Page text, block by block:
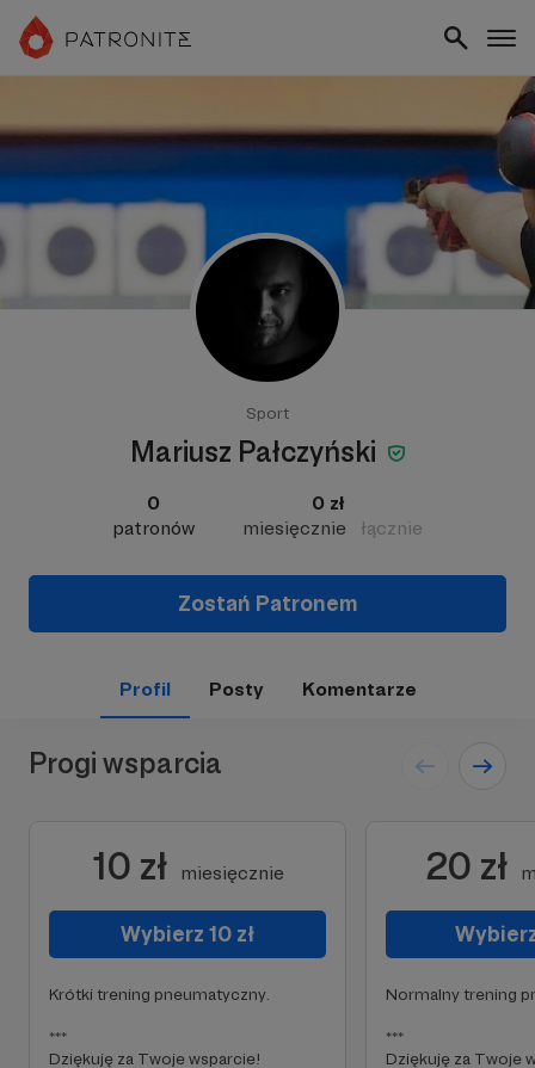
Sport
Mariusz Pałczyński
0
patronów
0 zł
miesięcznie
łącznie
Zostań Patronem
Profil Posty Komentarze
Progi wsparcia
10 zł miesięcznie
Wybierz 10 zł
Krótki trening pneumatyczny.
***
Dziękuję za Twoje wsparcie!
20 zł
Normalny trening
***
Dziękuję za Twoje